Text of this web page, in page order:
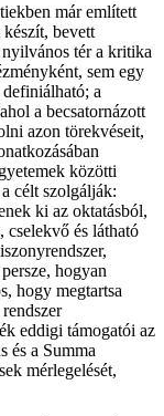
már említett
bevett
tér a kritika
sem egy
a
a becsatornázott
azon törekvéseit,
közötti
célt szolgálják:
ki az oktatásból,
cselekvő és látható
hogyan
hogy megtartsa
eddigi támogatói az
és a Summa
mérlegelését,